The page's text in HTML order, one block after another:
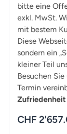
bitte eine
exkl. MwSt.
mit bestem
Diese
sondern ein
kleiner Teil
Besuchen
Termin
CHF